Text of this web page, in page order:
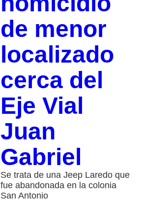
de menor
localizado
cerca del
Eje Vial
Juan
Gabriel
Se trata de una Jeep Laredo que
fue abandonada en la colonia
San Antonio